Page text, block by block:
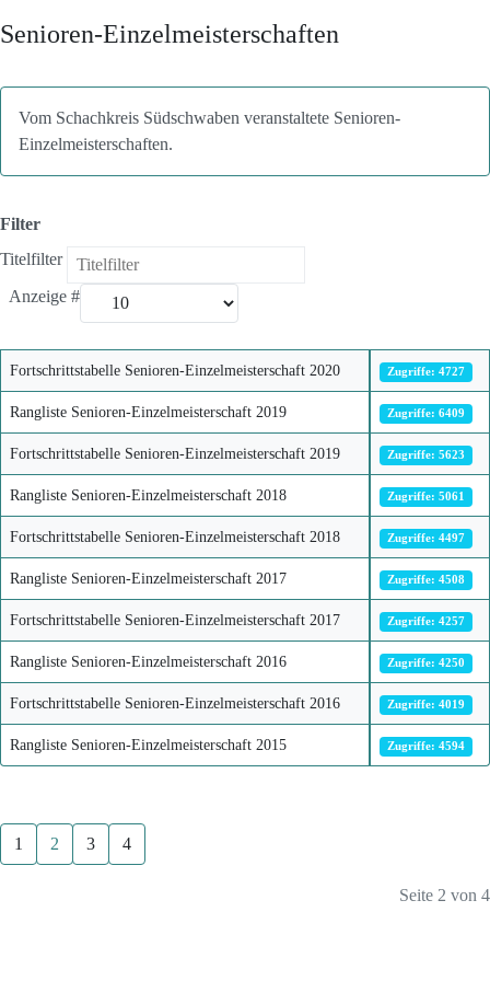
Senioren-Einzelmeisterschaften
Vom Schachkreis Südschwaben veranstaltete Senioren-
Einzelmeisterschaften.
Filter
Titelfilter
Anzeige #
Fortschrittstabelle Senioren-Einzelmeisterschaft 2020 Zugriffe: 4727
Rangliste Senioren-Einzelmeisterschaft 2019 Zugriffe: 6409
Fortschrittstabelle Senioren-Einzelmeisterschaft 2019 Zugriffe: 5623
Rangliste Senioren-Einzelmeisterschaft 2018 Zugriffe: 5061
Fortschrittstabelle Senioren-Einzelmeisterschaft 2018 Zugriffe: 4497
Rangliste Senioren-Einzelmeisterschaft 2017 Zugriffe: 4508
Fortschrittstabelle Senioren-Einzelmeisterschaft 2017 Zugriffe: 4257
Rangliste Senioren-Einzelmeisterschaft 2016 Zugriffe: 4250
Fortschrittstabelle Senioren-Einzelmeisterschaft 2016 Zugriffe: 4019
Rangliste Senioren-Einzelmeisterschaft 2015 Zugriffe: 4594
1 2 3 4
Seite 2 von 4